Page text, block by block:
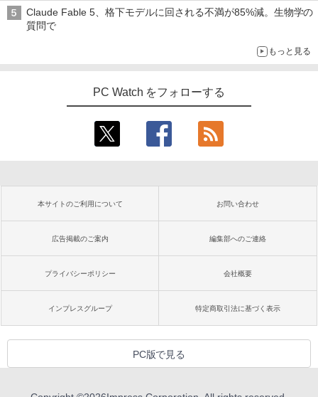
Claude Fable 5、格下モデルに回される不満が85%減。生物学の
質問で
もっと見る
PC Watch をフォローする
本サイトのご利用について お問い合わせ
広告掲載のご案内 編集部へのご連絡
プライバシーポリシー 会社概要
インプレスグループ 特定商取引法に基づく表示
PC版で見る